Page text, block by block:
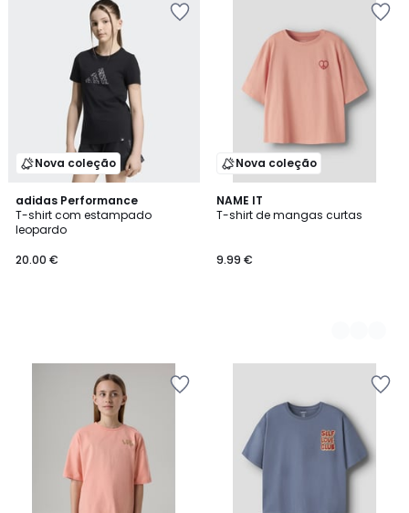
Nova coleção
adidas Performance
T-shirt com estampado
leopardo
20.00 €
Nova coleção
NAME IT
T-shirt de mangas curtas
9.99 €
2
Cores